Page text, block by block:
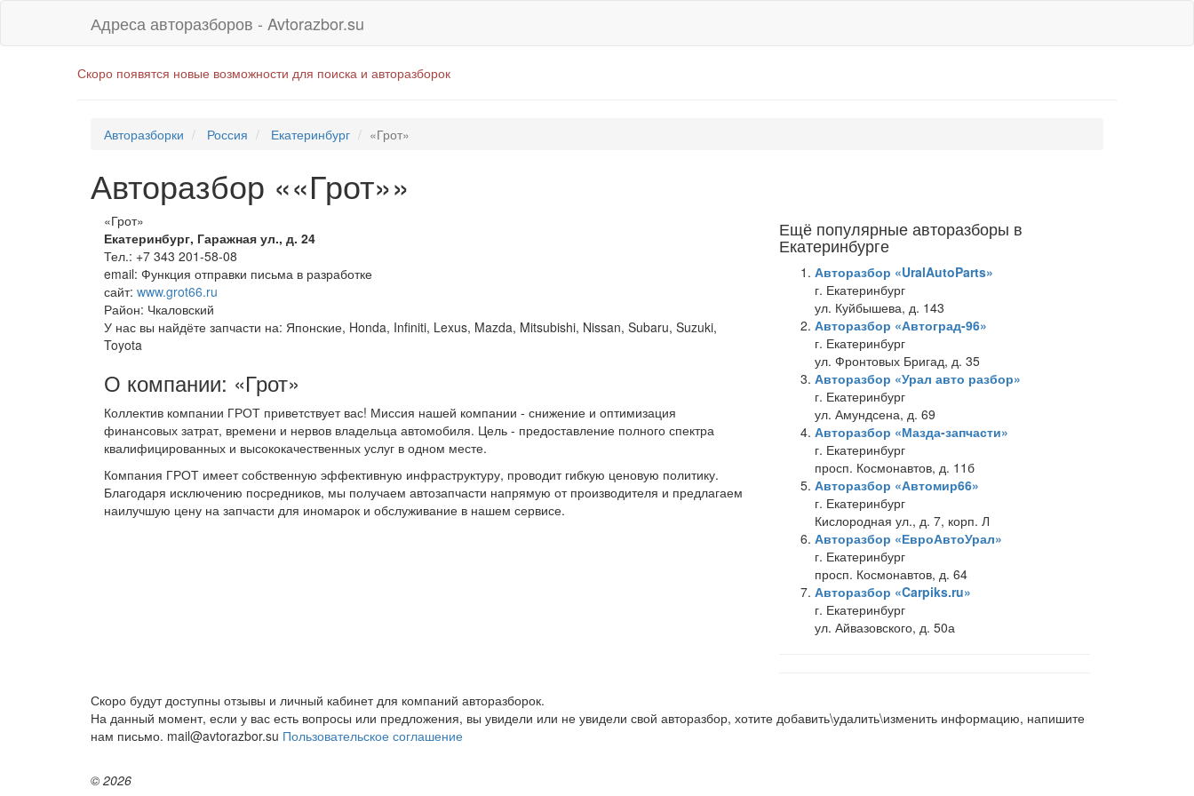
Адреса авторазборов - Avtorazbor.su
Скоро появятся новые возможности для поиска и авторазборок
Авторазборки Россия Екатеринбург «Грот»
Авторазбор ««Грот»»
«Грот»
Екатеринбург, Гаражная ул., д. 24
Тел.: +7 343 201-58-08
email: Функция отправки письма в разработке
сайт: www.grot66.ru
Район: Чкаловский
У нас вы найдёте запчасти на: Японские, Honda, Infiniti, Lexus, Mazda, Mitsubishi, Nissan, Subaru, Suzuki,
Toyota
О компании: «Грот»
Коллектив компании ГРОТ приветствует вас! Миссия нашей компании - снижение и оптимизация
финансовых затрат, времени и нервов владельца автомобиля. Цель - предоставление полного спектра
квалифицированных и высококачественных услуг в одном месте.
Компания ГРОТ имеет собственную эффективную инфраструктуру, проводит гибкую ценовую политику.
Благодаря исключению посредников, мы получаем автозапчасти напрямую от производителя и предлагаем
наилучшую цену на запчасти для иномарок и обслуживание в нашем сервисе.
Ещё популярные авторазборы в
Екатеринбурге
Авторазбор «UralAutoParts»
г. Екатеринбург
ул. Куйбышева, д. 143
Авторазбор «Автоград-96»
г. Екатеринбург
ул. Фронтовых Бригад, д. 35
Авторазбор «Урал авто разбор»
г. Екатеринбург
ул. Амундсена, д. 69
Авторазбор «Мазда-запчасти»
г. Екатеринбург
просп. Космонавтов, д. 11б
Авторазбор «Автомир66»
г. Екатеринбург
Кислородная ул., д. 7, корп. Л
Авторазбор «ЕвроАвтоУрал»
г. Екатеринбург
просп. Космонавтов, д. 64
Авторазбор «Carpiks.ru»
г. Екатеринбург
ул. Айвазовского, д. 50а
Скоро будут доступны отзывы и личный кабинет для компаний авторазборок.
На данный момент, если у вас есть вопросы или предложения, вы увидели или не увидели свой авторазбор, хотите добавить\удалить\изменить информацию, напишите
нам письмо. mail@avtorazbor.su Пользовательское соглашение
© 2026